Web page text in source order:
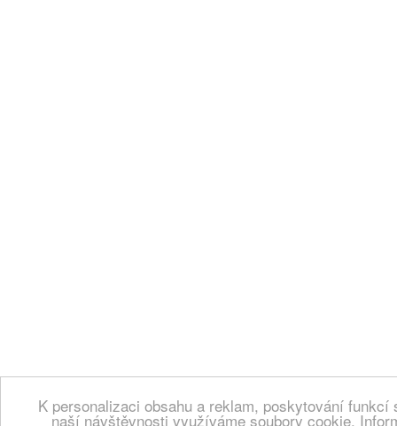
K personalizaci obsahu a reklam, poskytování
naší návštěvnosti využíváme soubory cookie.